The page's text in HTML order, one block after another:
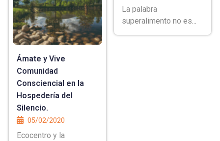
Ámate y Vive
Comunidad
Consciencial en la
Hospedería del
Silencio.
05/02/2020
Ecocentro y la
La palabra
superalimento no es...